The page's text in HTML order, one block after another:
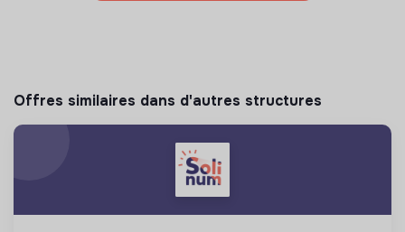
Offres similaires dans d'autres structures